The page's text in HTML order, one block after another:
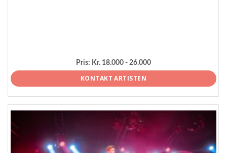
Pris: Kr. 18.000 - 26.000
KONTAKT ARTISTEN